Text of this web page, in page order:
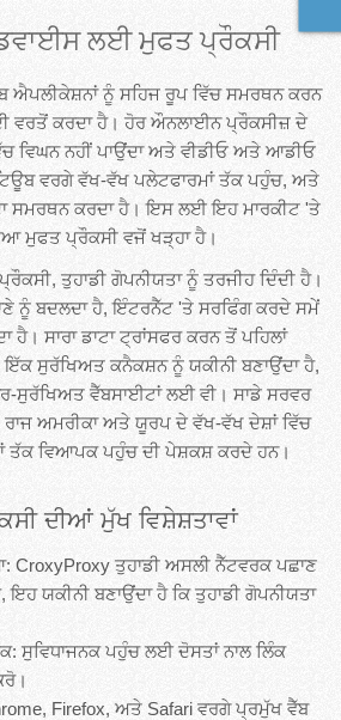
ਲਈ ਮੁਫਤ ਪ੍ਰੌਕਸੀ
ਐਪਲੀਕੇਸ਼ਨਾਂ ਨੂੰ ਸਹਿਜ ਰੂਪ ਵਿੱਚ ਸਮਰਥਨ ਕਰਨ
ਵਰਤੋਂ ਕਰਦਾ ਹੈ। ਹੋਰ ਔਨਲਾਈਨ ਪ੍ਰੌਕਸੀਜ਼ ਦੇ
ਵਿਘਨ ਨਹੀਂ ਪਾਉਂਦਾ ਅਤੇ ਵੀਡੀਓ ਅਤੇ ਆਡੀਓ
ਵਰਗੇ ਵੱਖ-ਵੱਖ ਪਲੇਟਫਾਰਮਾਂ ਤੱਕ ਪਹੁੰਚ, ਅਤੇ
ਸਮਰਥਨ ਕਰਦਾ ਹੈ। ਇਸ ਲਈ ਇਹ ਮਾਰਕੀਟ 'ਤੇ
ਮੁਫਤ ਪ੍ਰੌਕਸੀ ਵਜੋਂ ਖੜ੍ਹਾ ਹੈ।
ਤੁਹਾਡੀ ਗੋਪਨੀਯਤਾ ਨੂੰ ਤਰਜੀਹ ਦਿੰਦੀ ਹੈ।
ਨੂੰ ਬਦਲਦਾ ਹੈ, ਇੰਟਰਨੈੱਟ 'ਤੇ ਸਰਫਿੰਗ ਕਰਦੇ ਸਮੇਂ
ਹੈ। ਸਾਰਾ ਡਾਟਾ ਟ੍ਰਾਂਸਫਰ ਕਰਨ ਤੋਂ ਪਹਿਲਾਂ
ਇੱਕ ਸੁਰੱਖਿਅਤ ਕਨੈਕਸ਼ਨ ਨੂੰ ਯਕੀਨੀ ਬਣਾਉਂਦਾ ਹੈ,
ਸੁਰੱਖਿਅਤ ਵੈੱਬਸਾਈਟਾਂ ਲਈ ਵੀ। ਸਾਡੇ ਸਰਵਰ
ਅਮਰੀਕਾ ਅਤੇ ਯੂਰਪ ਦੇ ਵੱਖ-ਵੱਖ ਦੇਸ਼ਾਂ ਵਿੱਚ
ਤੱਕ ਵਿਆਪਕ ਪਹੁੰਚ ਦੀ ਪੇਸ਼ਕਸ਼ ਕਰਦੇ ਹਨ।
ਦੀਆਂ ਮੁੱਖ ਵਿਸ਼ੇਸ਼ਤਾਵਾਂ
CroxyProxy ਤੁਹਾਡੀ ਅਸਲੀ ਨੈੱਟਵਰਕ ਪਛਾਣ
ਯਕੀਨੀ ਬਣਾਉਂਦਾ ਹੈ ਕਿ ਤੁਹਾਡੀ ਗੋਪਨੀਯਤਾ
ਸੁਵਿਧਾਜਨਕ ਪਹੁੰਚ ਲਈ ਦੋਸਤਾਂ ਨਾਲ ਲਿੰਕ
Firefox, ਅਤੇ Safari ਵਰਗੇ ਪ੍ਰਮੁੱਖ ਵੈੱਬ